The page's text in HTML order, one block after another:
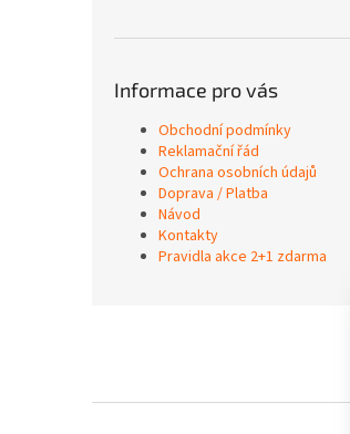
Informace pro vás
Obchodní podmínky
Reklamační řád
Ochrana osobních údajů
Doprava / Platba
Návod
Kontakty
Pravidla akce 2+1 zdarma